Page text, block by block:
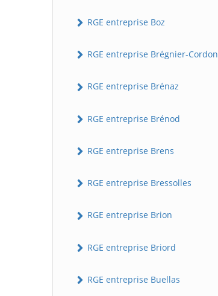
RGE entreprise Boz
RGE entreprise Brégnier-Cordon
RGE entreprise Brénaz
RGE entreprise Brénod
RGE entreprise Brens
RGE entreprise Bressolles
RGE entreprise Brion
RGE entreprise Briord
RGE entreprise Buellas